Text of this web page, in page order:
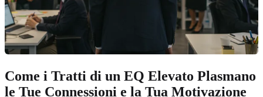
Come i Tratti di un EQ Elevato Plasmano
le Tue Connessioni e la Tua Motivazione